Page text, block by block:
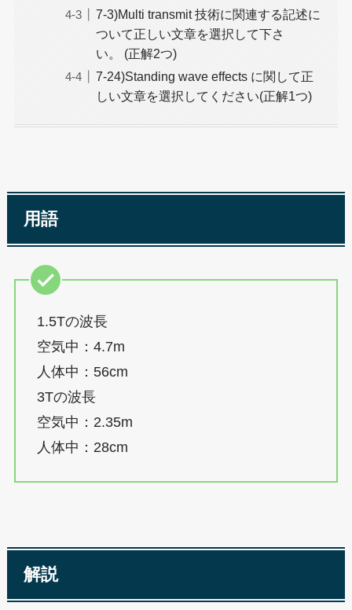
7-3)Multi transmit 技術に関連する記述に
ついて正しい文章を選択して下さ
い。 (正解2つ)
7-24)Standing wave effects に関して正
しい文章を選択してください(正解1つ)
用語
1.5Tの波長
空気中：4.7m
人体中：56cm
3Tの波長
空気中：2.35m
人体中：28cm
解説